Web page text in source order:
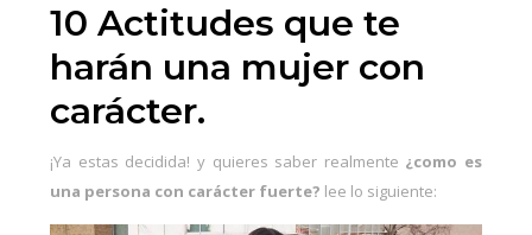
10 Actitudes que te
harán una mujer con
carácter.
¡Ya estas decidida! y quieres saber realmente ¿como es
una persona con carácter fuerte? lee lo siguiente: